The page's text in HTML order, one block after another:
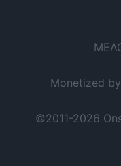
Monetized
©2011-2026